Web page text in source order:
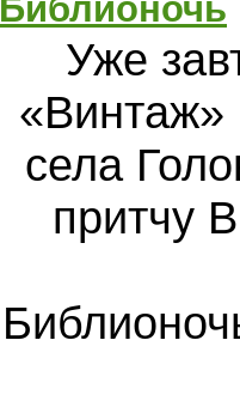
Библионочь
Уже
«Винтаж»
села
притчу